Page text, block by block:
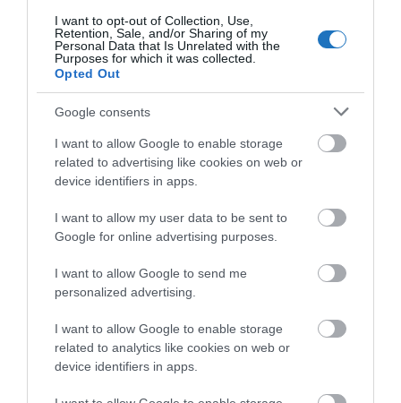
I want to opt-out of Collection, Use,
Retention, Sale, and/or Sharing of my
Personal Data that Is Unrelated with the
Purposes for which it was collected.
Opted Out
Google consents
I want to allow Google to enable storage
related to advertising like cookies on web or
device identifiers in apps.
I want to allow my user data to be sent to
Google for online advertising purposes.
I want to allow Google to send me
personalized advertising.
I want to allow Google to enable storage
related to analytics like cookies on web or
device identifiers in apps.
Ha útleírások, szállás vélemények is érdekelnek,
akkor vár aWellness, Utazás, Élmények
csoport, sőt,
Hírlevelünkreis feliratkozhatsz.
Kérem nap végén az aznapi friss cikkeket!
HÍREK KORONAVÍRUS SZLOVÁKIA
HETI BÖLCSESSÉG